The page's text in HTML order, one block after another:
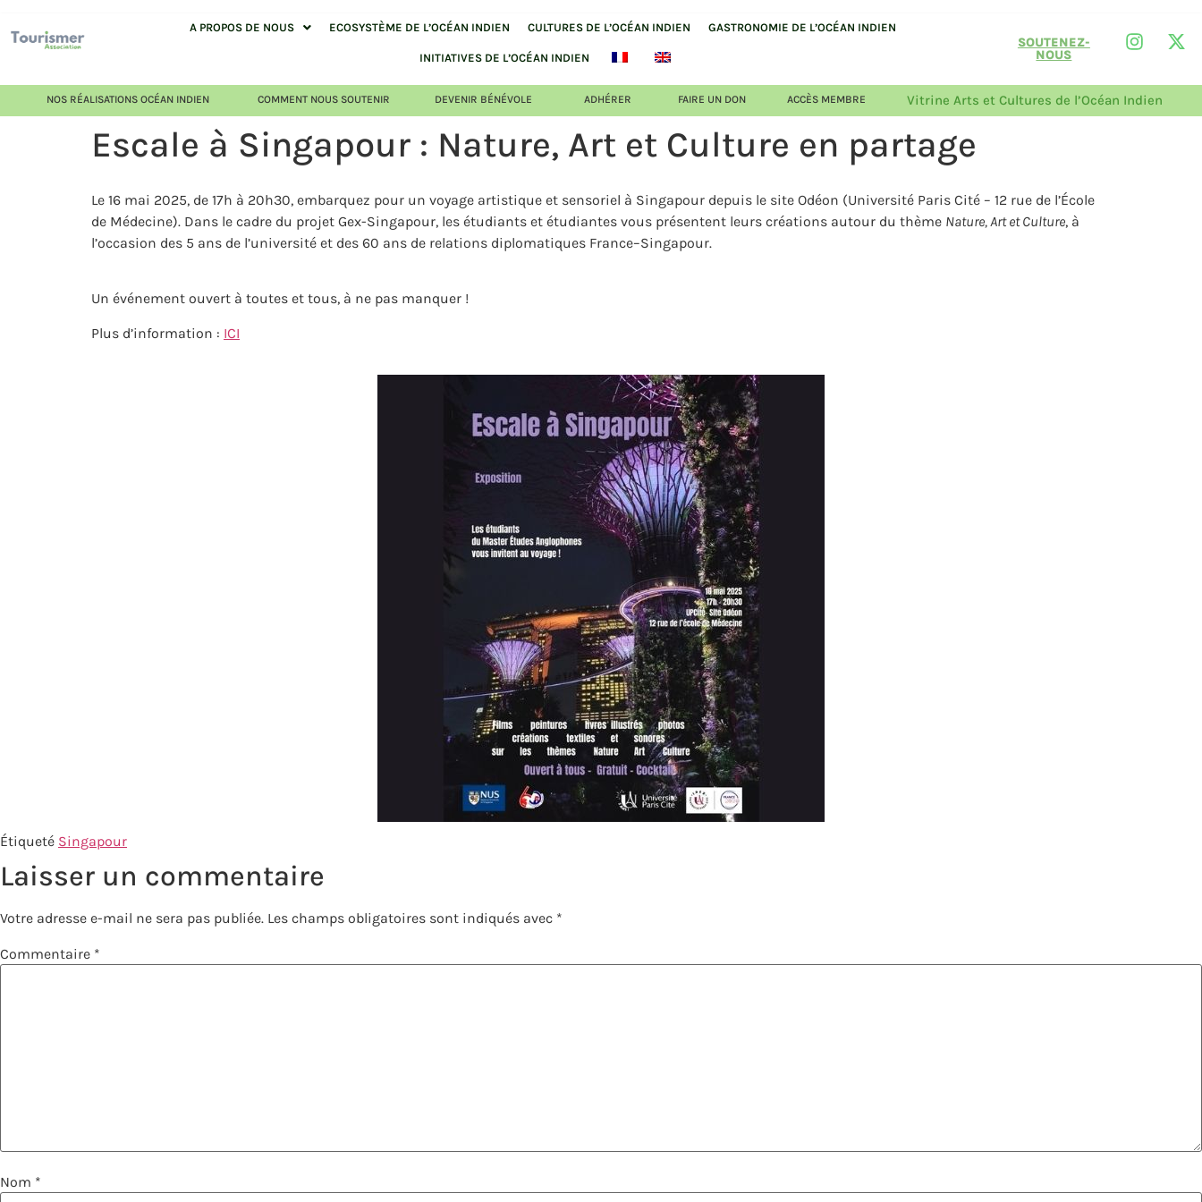
A PROPOS DE NOUS ECOSYSTÈME DE L’OCÉAN INDIEN CULTURES DE L’OCÉAN INDIEN GASTRONOMIE DE L’OCÉAN INDIEN
INITIATIVES DE L’OCÉAN INDIEN
SOUTENEZ-
NOUS
NOS RÉALISATIONS OCÉAN INDIEN COMMENT NOUS SOUTENIR DEVENIR BÉNÉVOLE ADHÉRER FAIRE UN DON ACCÈS MEMBRE Vitrine Arts et Cultures de l’Océan Indien
Escale à Singapour : Nature, Art et Culture en partage
Le 16 mai 2025, de 17h à 20h30, embarquez pour un voyage artistique et sensoriel à Singapour depuis le site Odéon (Université Paris Cité – 12 rue de l’École
de Médecine). Dans le cadre du projet Gex-Singapour, les étudiants et étudiantes vous présentent leurs créations autour du thème Nature, Art et Culture, à
l’occasion des 5 ans de l’université et des 60 ans de relations diplomatiques France–Singapour.
Un événement ouvert à toutes et tous, à ne pas manquer !
Plus d’information : ICI
Étiqueté Singapour
Laisser un commentaire
Votre adresse e-mail ne sera pas publiée. Les champs obligatoires sont indiqués avec *
Commentaire *
Nom *